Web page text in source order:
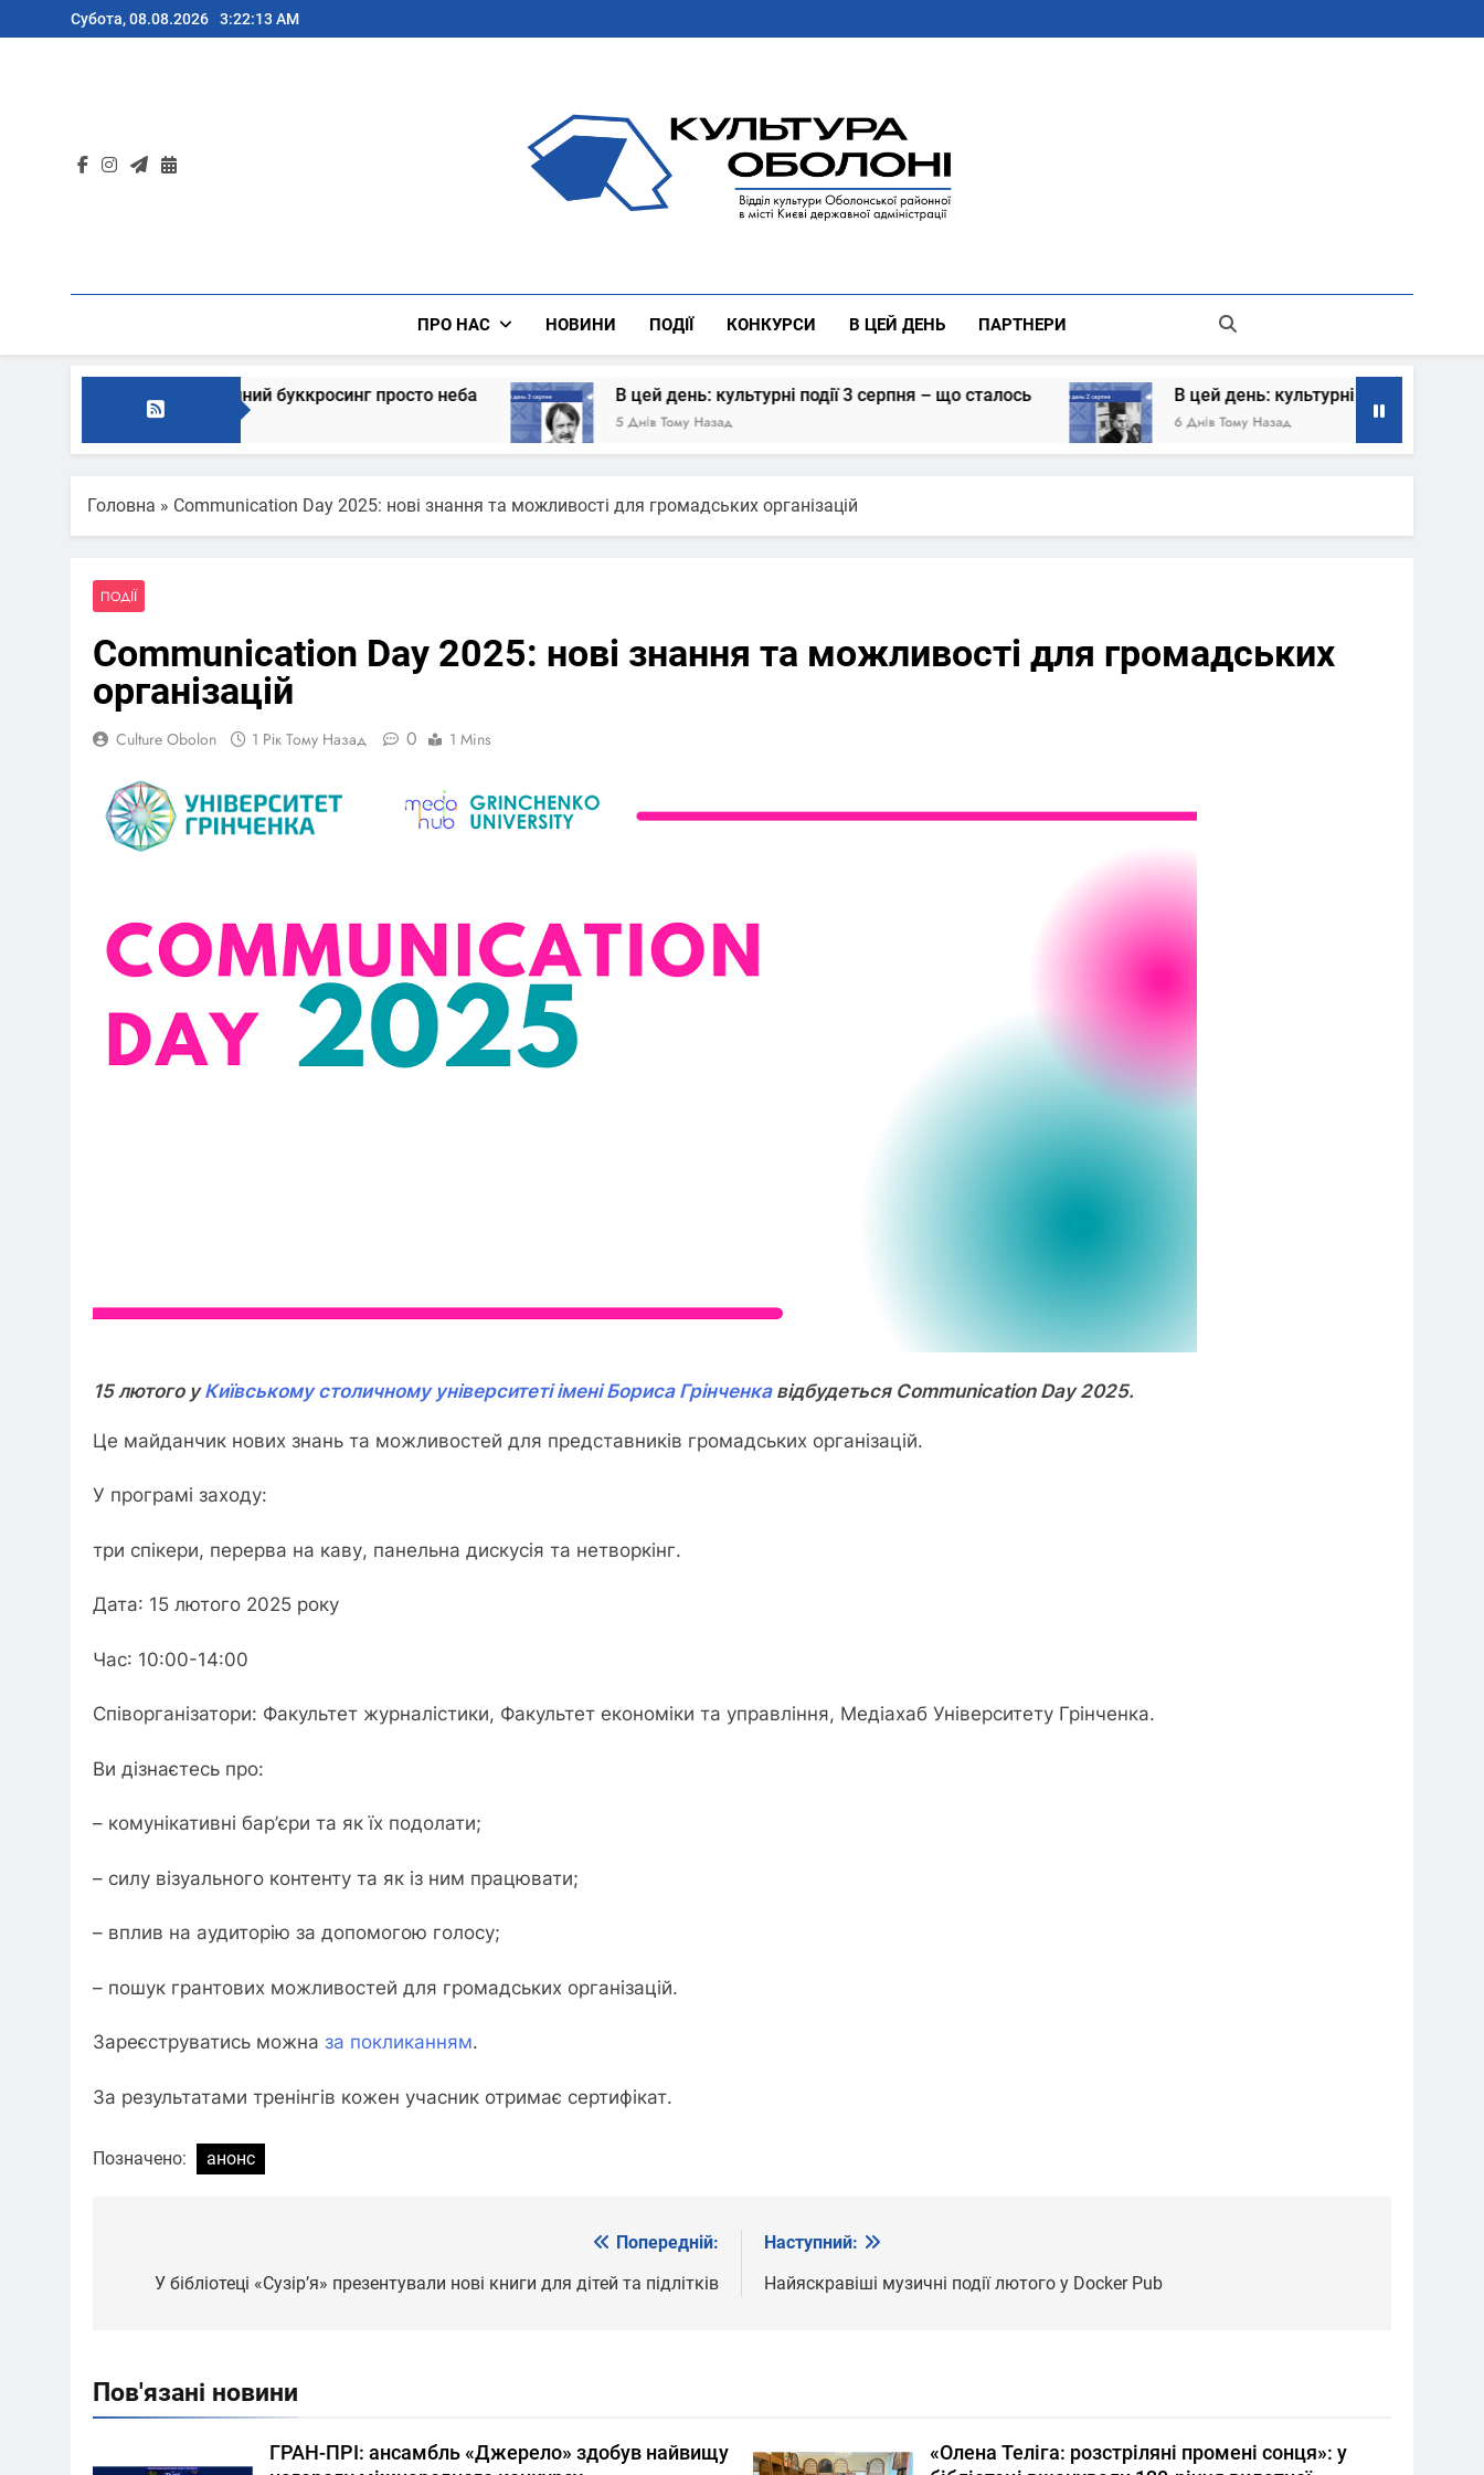
до
Субота, 08.08.2026 3:22:13 AM
Культура Оболоні
ПРО НАС НОВИНИ ПОДІЇ КОНКУРСИ В ЦЕЙ ДЕНЬ ПАРТНЕРИ
на традиційний буккросинг просто неба В цей день: культурні події 3 серпня – що сталось
5 Днів Тому Назад
В цей день: культурні події 2 серпня – що
6 Днів Тому Назад
Головна » Communication Day 2025: нові знання та можливості для громадських організацій
ПОДІЇ
Communication Day 2025: нові знання та можливості для громадських
організацій
Culture Obolon 1 Рік Тому Назад 0 1 Mins
15 лютого уКиївському столичному університеті імені Бориса Грінченкавідбудеться Communication Day 2025.
Це майданчик нових знань та можливостей для представників громадських організацій.
У програмі заходу:
три спікери, перерва на каву, панельна дискусія та нетворкінг.
Дата: 15 лютого 2025 року
Час: 10:00-14:00
Співорганізатори: Факультет журналістики, Факультет економіки та управління, Медіахаб Університету Грінченка.
Ви дізнаєтесь про:
– комунікативні бар’єри та як їх подолати;
– силу візуального контенту та як із ним працювати;
– вплив на аудиторію за допомогою голосу;
– пошук грантових можливостей для громадських організацій.
Зареєструватись можна за покликанням.
За результатами тренінгів кожен учасник отримає сертифікат.
Позначено: анонс
записів
Попередній:
У бібліотеці «Сузір’я» презентували нові книги для дітей та підлітків
Наступний:
Найяскравіші музичні події лютого у Docker Pub
Пов'язані новини
ГРАН-ПРІ: ансамбль «Джерело» здобув найвищу
«Олена Теліга: розстріляні промені сонця»: у